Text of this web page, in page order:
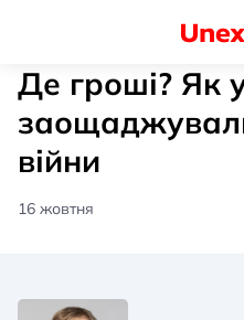
Де гроші? Як
війни
16 жовтня